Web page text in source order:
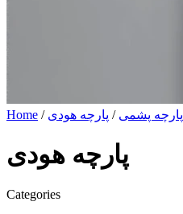
Home / پارچه پشمی / پارچه هودی
پارچه هودی
Categories